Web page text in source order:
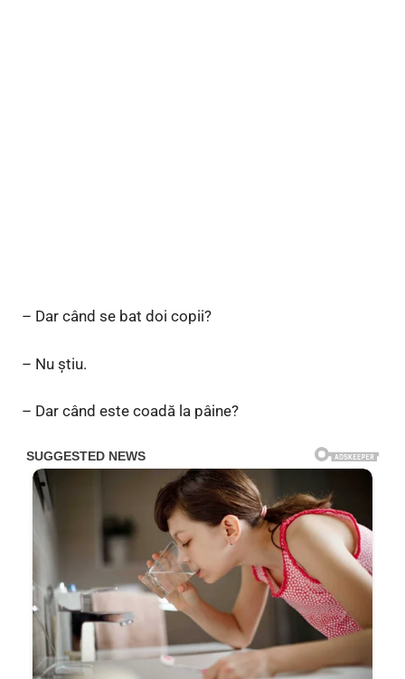
– Dar când se bat doi copii?
– Nu ştiu.
– Dar când este coadă la pâine?